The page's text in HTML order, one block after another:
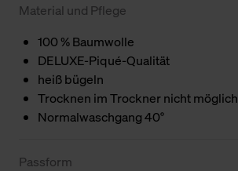
Material und Pflege
100 % Baumwolle
DELUXE-Piqué-Qualität
heiß bügeln
Trocknen im Trockner nicht möglich
Normalwaschgang 40°
Passform